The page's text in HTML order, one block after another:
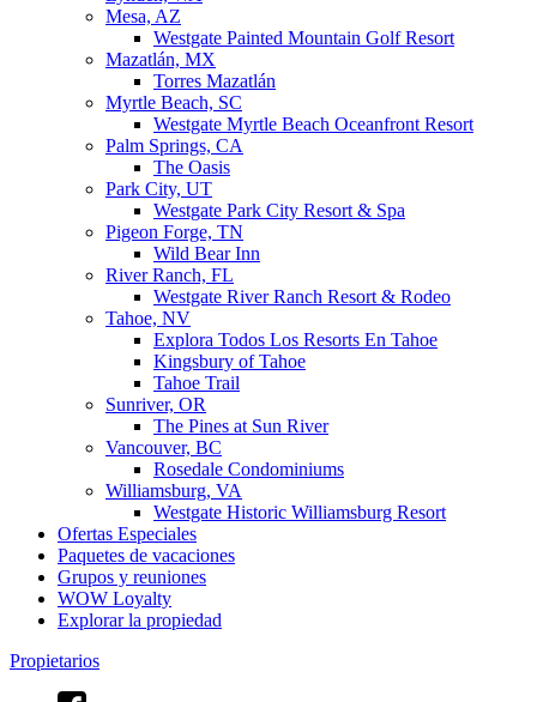
Mesa, AZ
Westgate Painted Mountain Golf Resort
Mazatlán, MX
Torres Mazatlán
Myrtle Beach, SC
Westgate Myrtle Beach Oceanfront Resort
Palm Springs, CA
The Oasis
Park City, UT
Westgate Park City Resort & Spa
Pigeon Forge, TN
Wild Bear Inn
River Ranch, FL
Westgate River Ranch Resort & Rodeo
Tahoe, NV
Explora Todos Los Resorts En Tahoe
Kingsbury of Tahoe
Tahoe Trail
Sunriver, OR
The Pines at Sun River
Vancouver, BC
Rosedale Condominiums
Williamsburg, VA
Westgate Historic Williamsburg Resort
Ofertas Especiales
Paquetes de vacaciones
Grupos y reuniones
WOW Loyalty
Explorar la propiedad
Propietarios